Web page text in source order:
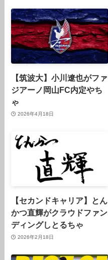
【筑波大】小川遼也がファ
ジアーノ岡山FC内定やち
ゃ
2026年4月18日
【セカンドキャリア】とん
かつ直輝がクラウドファン
ディングしとるちゃ
2026年2月18日